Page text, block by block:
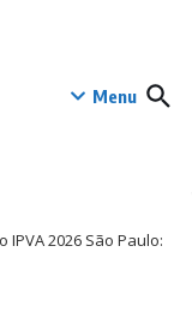
Menu
IPVA 2026 São Paulo: